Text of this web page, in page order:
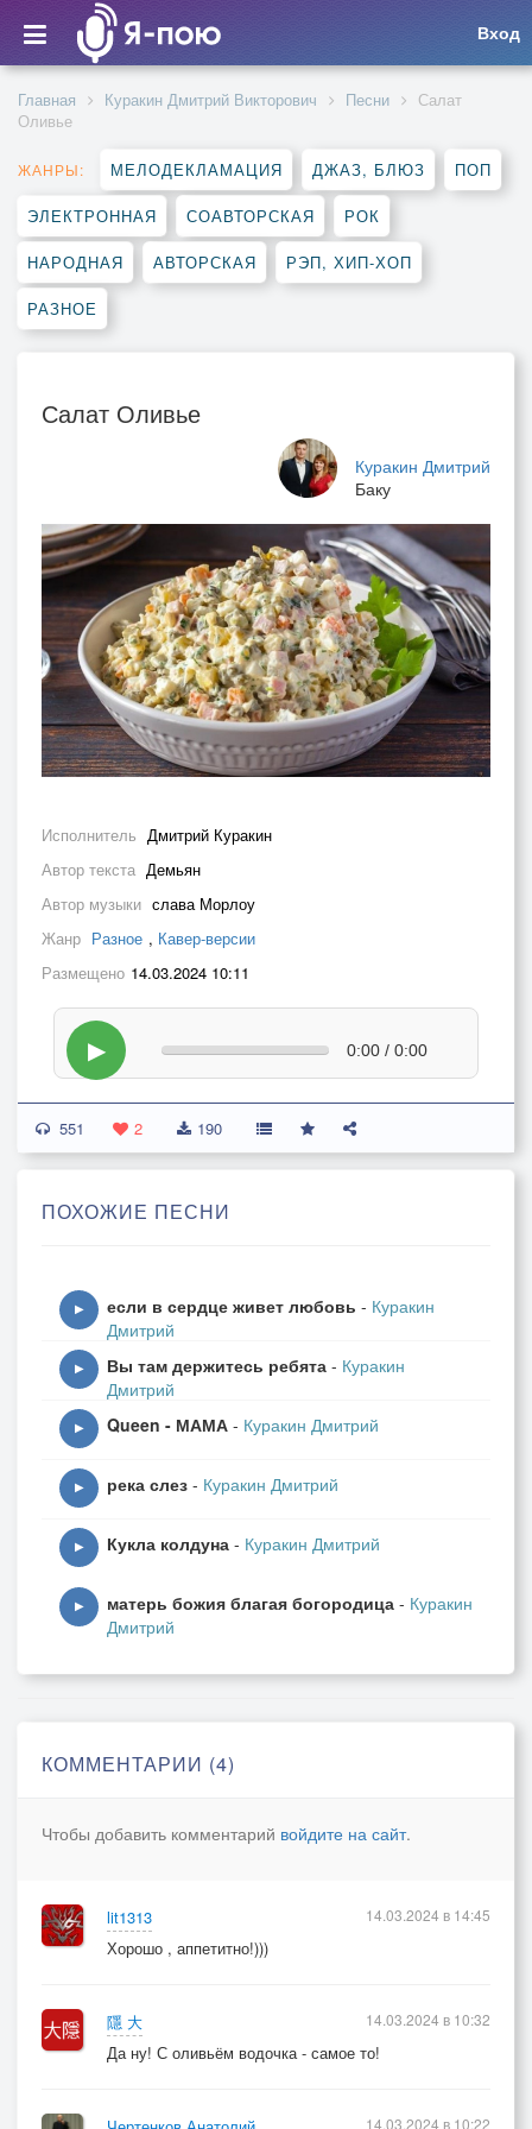
Вход
Главная Куракин Дмитрий Викторович Песни
Салат
Оливье
ЖАНРЫ: МЕЛОДЕКЛАМАЦИЯ ДЖАЗ, БЛЮЗ ПОП
ЭЛЕКТРОННАЯ СОАВТОРСКАЯ РОК
НАРОДНАЯ АВТОРСКАЯ РЭП, ХИП-ХОП
РАЗНОЕ
Салат Оливье
Куракин Дмитрий
Баку
Исполнитель Дмитрий Куракин
Автор текста Демьян
Автор музыки слава Морлоу
Жанр Разное , Кавер-версии
Размещено 14.03.2024 10:11
▶ 0:00 / 0:00
551 2 190
ПОХОЖИЕ ПЕСНИ
▶ если в сердце живет любовь - Куракин
Дмитрий
▶ Вы там держитесь ребята - Куракин
Дмитрий
▶ Queen - МАМА - Куракин Дмитрий
▶ река слез - Куракин Дмитрий
▶ Кукла колдуна - Куракин Дмитрий
▶ матерь божия благая богородица - Куракин
Дмитрий
КОММЕНТАРИИ (4)
Чтобы добавить комментарий войдите на сайт.
lit1313
Хорошо , аппетитно!)))
14.03.2024 в 14:45
隱 大
Да ну! С оливьём водочка - самое то!
14.03.2024 в 10:32
14.03.2024 в 10:22